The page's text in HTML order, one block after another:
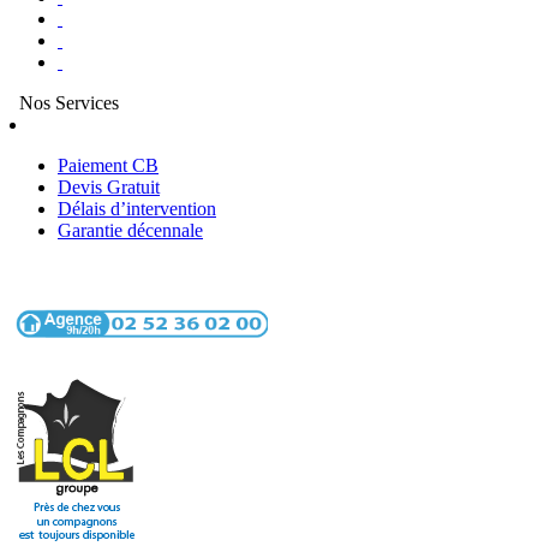
Nos Services
Paiement CB
Devis Gratuit
Délais d’intervention
Garantie décennale